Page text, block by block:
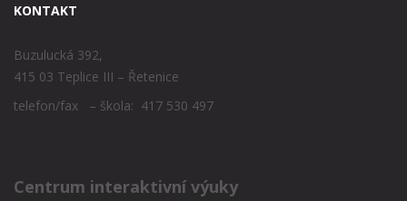
KONTAKT
Buzulucká 392,
415 03 Teplice III – Řetenice
telefon/fax – škola: 417 530 497
Centrum interaktivní výuky